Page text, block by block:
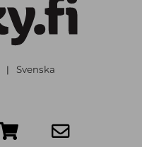
| Svenska